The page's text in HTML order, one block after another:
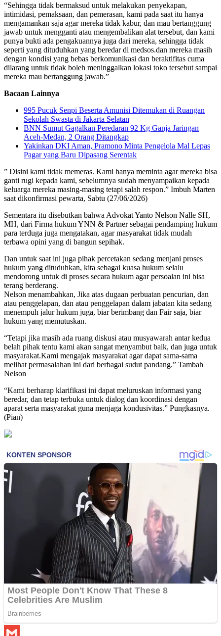
“Sehingga tidak bermaksud untuk melakukan penyekapan,
intimidasi, pemaksaan, dan pemerasan, kami pada saat itu hanya
mengamankan saja agar mereka tidak kabur, dan mau bertanggung
jawab untuk mengganti atau mengembalikan alat tersebut, dan kami
punya bukti ada pengakuannya juga dari mereka, sehingga tidak
seperti yang dituduhkan yang beredar di medsos.dan mereka masih
dengan kondisi yang bebas berkomunikasi dan beraktifitas cuma
dilarang untuk tidak boleh meninggalkan lokasi toko tersebut sampai
mereka mau bertanggung jawab.”
Bacaan Lainnya
995 Pucuk Senpi Beserta Amunisi Ditemukan di Ruangan
Sekolah Swasta di Jakarta Selatan
BNN Sumut Gagalkan Peredaran 92 Kg Ganja Jaringan
Aceh-Medan, 2 Orang Ditangkap
Yakinkan DKI Aman, Pramono Minta Pengelola Mal Lepas
Pagar yang Baru Dipasang Serentak
” Disini kami tidak memeras. Kami hanya meminta agar mereka bisa
ganti rugi kepada kami, sebelumnya sudah menyampaikan kepada
keluarga mereka masing-masing tetapi salah respon.” Imbuh Marten
saat dikonfirmasi pewarta, Sabtu (27/06/2026)
Sementara itu disebutkan bahwa Advokat Yanto Nelson Nalle SH,
MH, dari Firma hukum YNN & Partner sebagai pendamping hukum
para terduga juga mengatakan, agar masyarakat tidak mudah
terbawa opini yang di bangun sepihak.
Dan untuk saat ini juga pihak percetakan sedang menjani proses
hukum yang dituduhkan, kita sebagai kuasa hukum selalu
mendorong untuk di proses secara hukum agar persoalan ini bisa
terang berderang.
Nelson menambahkan, Jika atas dugaan perbuatan pencurian, dan
atau penggelapan, dan atau penggelapan dalam jabatan kita sedang
menempuh jalur hukum juga, biar berimbang dan Fair saja, biar
hukum yang memutuskan.
“Tetapi jika masih ada ruang diskusi atau musyawarah antar kedua
belah pihak tentu kami akan sangat menyambut baik, dan juga untuk
masyarakat.Kami mengajak masyarakat agar dapat sama-sama
melihat permasalahan ini dari berbagai sudut pandang.” Tambah
Nelson
“Kami berharap klarifikasi ini dapat meluruskan informasi yang
beredar, dan tetap terbuka untuk dialog dan koordinasi dengan
aparat serta masyarakat guna menjaga kondusivitas.” Pungkasnya.
(Pian)